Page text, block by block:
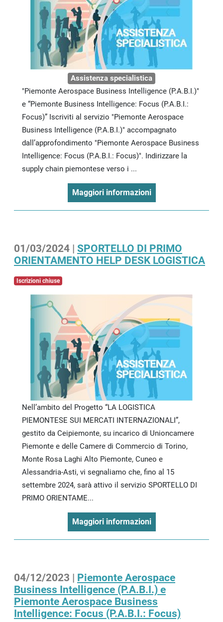
Assistenza specialistica
"Piemonte Aerospace Business Intelligence (P.A.B.I.)"
e “Piemonte Business Intelligence: Focus (P.A.B.I.:
Focus)” Iscriviti al servizio "Piemonte Aerospace
Business Intelligence (P.A.B.I.)" accompagnato
dall’approfondimento "Piemonte Aerospace Business
Intelligence: Focus (P.A.B.I.: Focus)". Indirizzare la
supply chain piemontese verso i ...
Maggiori informazioni
01/03/2024 | SPORTELLO DI PRIMO
ORIENTAMENTO HELP DESK LOGISTICA
Iscrizioni chiuse
Nell’ambito del Progetto “LA LOGISTICA
PIEMONTESE SUI MERCATI INTERNAZIONALI”,
gestito da Ceipiemonte, su incarico di Unioncamere
Piemonte e delle Camere di Commercio di Torino,
Monte Rosa Laghi Alto Piemonte, Cuneo e
Alessandria-Asti, vi segnaliamo che, fino al 15
settembre 2024, sarà attivo il servizio SPORTELLO DI
PRIMO ORIENTAME...
Maggiori informazioni
04/12/2023 | Piemonte Aerospace
Business Intelligence (P.A.B.I.) e
Piemonte Aerospace Business
Intelligence: Focus (P.A.B.I.: Focus)